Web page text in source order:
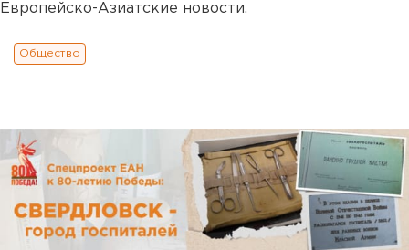
Европейско-Азиатские новости.
Общество